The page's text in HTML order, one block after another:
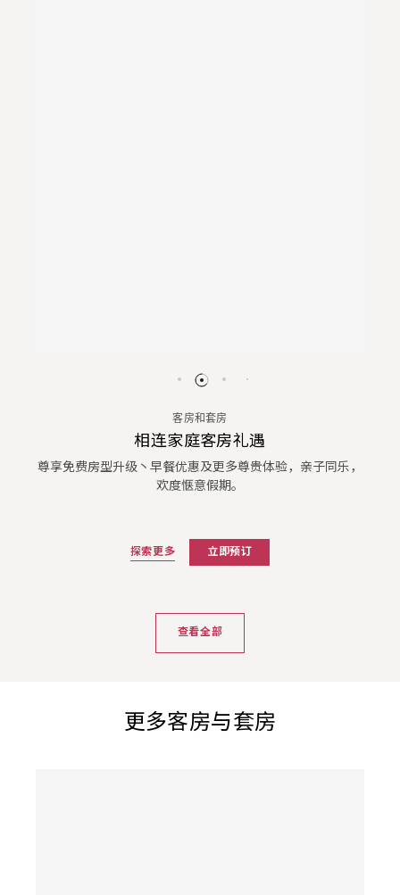
客房和套房
相连家庭客房礼遇
尊享免费房型升级丶早餐优惠及更多尊贵体验，亲子同乐，
欢度惬意假期。
探索更多 立即预订
查看全部
更多客房与套房